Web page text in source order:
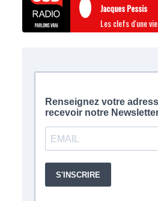
Jacques Pessis
Les clefs d'une vie